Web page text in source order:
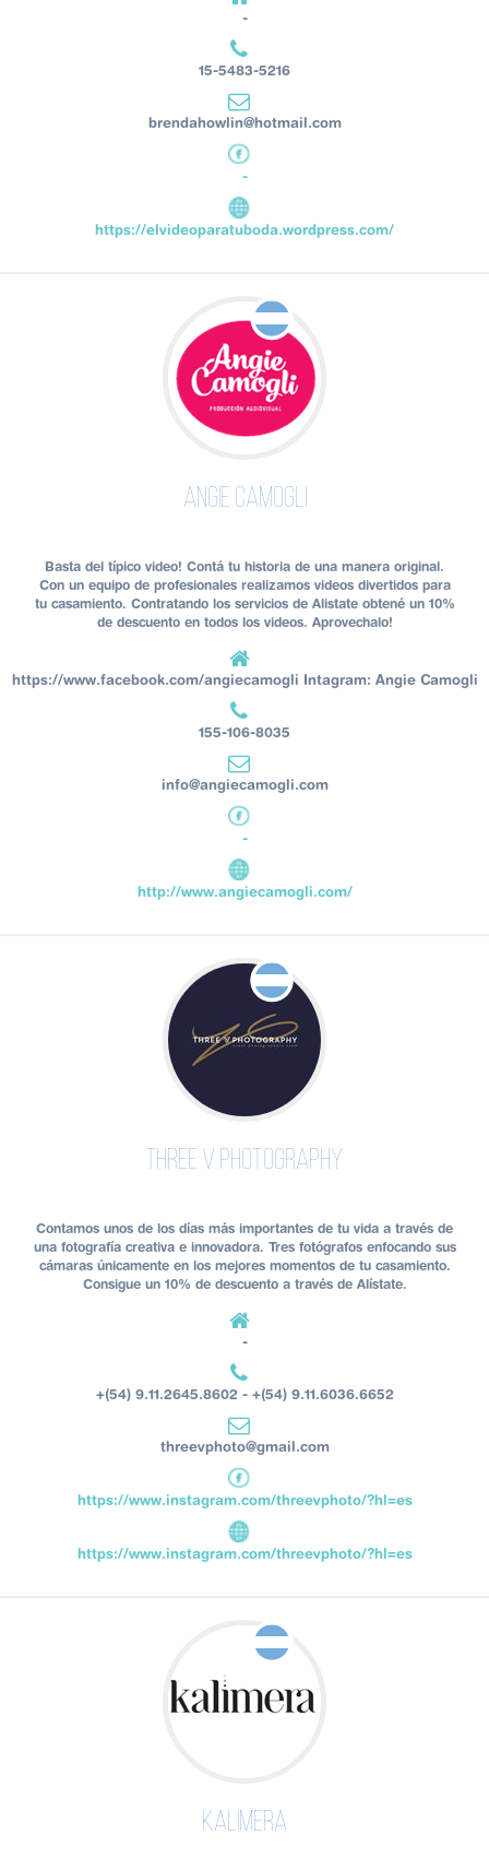
-
15-5483-5216
brendahowlin@hotmail.com
-
https://elvideoparatuboda.wordpress.com/
Angie Camogli
Basta del típico video! Contá tu historia de una manera original.
Con un equipo de profesionales realizamos videos divertidos para
tu casamiento. Contratando los servicios de Alistate obtené un 10%
de descuento en todos los videos. Aprovechalo!
https://www.facebook.com/angiecamogli Intagram: Angie Camogli
155-106-8035
info@angiecamogli.com
-
http://www.angiecamogli.com/
Three V Photography
Contamos unos de los días más importantes de tu vida a través de
una fotografía creativa e innovadora. Tres fotógrafos enfocando sus
cámaras únicamente en los mejores momentos de tu casamiento.
Consigue un 10% de descuento a través de Alístate.
-
+(54) 9.11.2645.8602 - +(54) 9.11.6036.6652
threevphoto@gmail.com
https://www.instagram.com/threevphoto/?hl=es
https://www.instagram.com/threevphoto/?hl=es
KALIMERA